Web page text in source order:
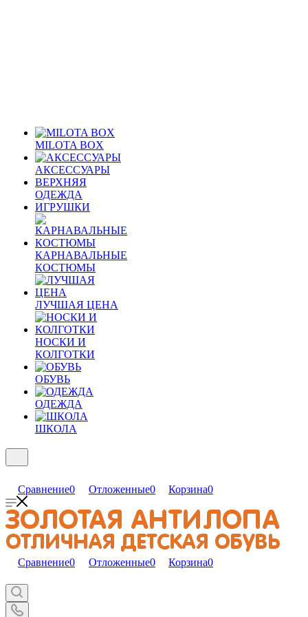
MILOTA BOX
АКСЕССУАРЫ
ВЕРХНЯЯ
ОДЕЖДА
ИГРУШКИ
КАРНАВАЛЬНЫЕ
КОСТЮМЫ
ЛУЧШАЯ ЦЕНА
НОСКИ И
КОЛГОТКИ
ОБУВЬ
ОДЕЖДА
ШКОЛА
Сравнение0 Отложенные0 Корзина0
Сравнение0 Отложенные0 Корзина0